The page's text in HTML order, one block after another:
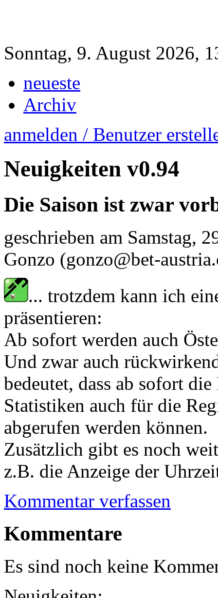
Sonntag, 9. August 2026,
neueste
Archiv
anmelden / Benutzer
Neuigkeiten v0.94
Die Saison ist zwar
geschrieben am Samstag,
Gonzo (gonzo@bet-
... trotzdem kann ich
präsentieren:
Ab sofort werden auch
Und zwar auch
bedeutet, dass ab sofort
Statistiken auch für die
abgerufen werden können.
Zusätzlich gibt es noch
z.B. die Anzeige der
Kommentar verfassen
Kommentare
Es sind noch keine